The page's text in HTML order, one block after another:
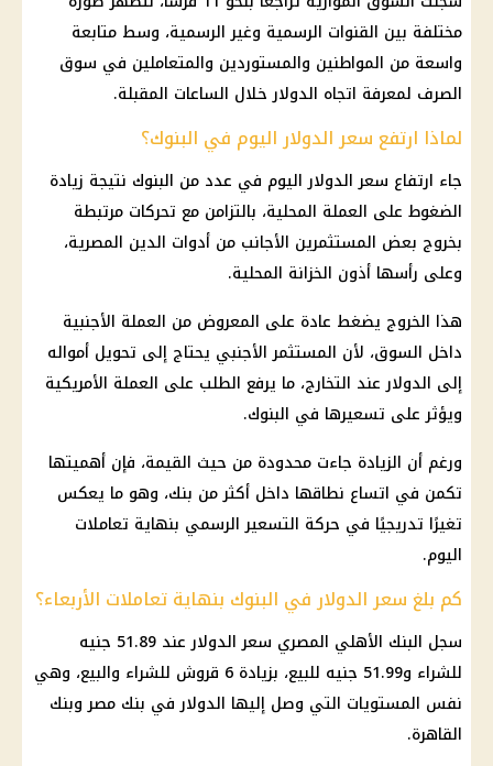
مختلفة بين القنوات الرسمية وغير الرسمية، وسط متابعة
واسعة من المواطنين والمستوردين والمتعاملين في سوق
الصرف لمعرفة اتجاه الدولار خلال الساعات المقبلة.
لماذا ارتفع سعر الدولار اليوم في البنوك؟
جاء ارتفاع سعر الدولار اليوم في عدد من البنوك نتيجة زيادة
الضغوط على العملة المحلية، بالتزامن مع تحركات مرتبطة
بخروج بعض المستثمرين الأجانب من أدوات الدين المصرية،
وعلى رأسها أذون الخزانة المحلية.
هذا الخروج يضغط عادة على المعروض من العملة الأجنبية
داخل السوق، لأن المستثمر الأجنبي يحتاج إلى تحويل أمواله
إلى الدولار عند التخارج، ما يرفع الطلب على العملة الأمريكية
ويؤثر على تسعيرها في البنوك.
ورغم أن الزيادة جاءت محدودة من حيث القيمة، فإن أهميتها
تكمن في اتساع نطاقها داخل أكثر من بنك، وهو ما يعكس
تغيرًا تدريجيًا في حركة التسعير الرسمي بنهاية تعاملات
اليوم.
كم بلغ سعر الدولار في البنوك بنهاية تعاملات الأربعاء؟
سجل البنك الأهلي المصري سعر الدولار عند 51.89 جنيه
للشراء و51.99 جنيه للبيع، بزيادة 6 قروش للشراء والبيع، وهي
نفس المستويات التي وصل إليها الدولار في بنك مصر وبنك
القاهرة.